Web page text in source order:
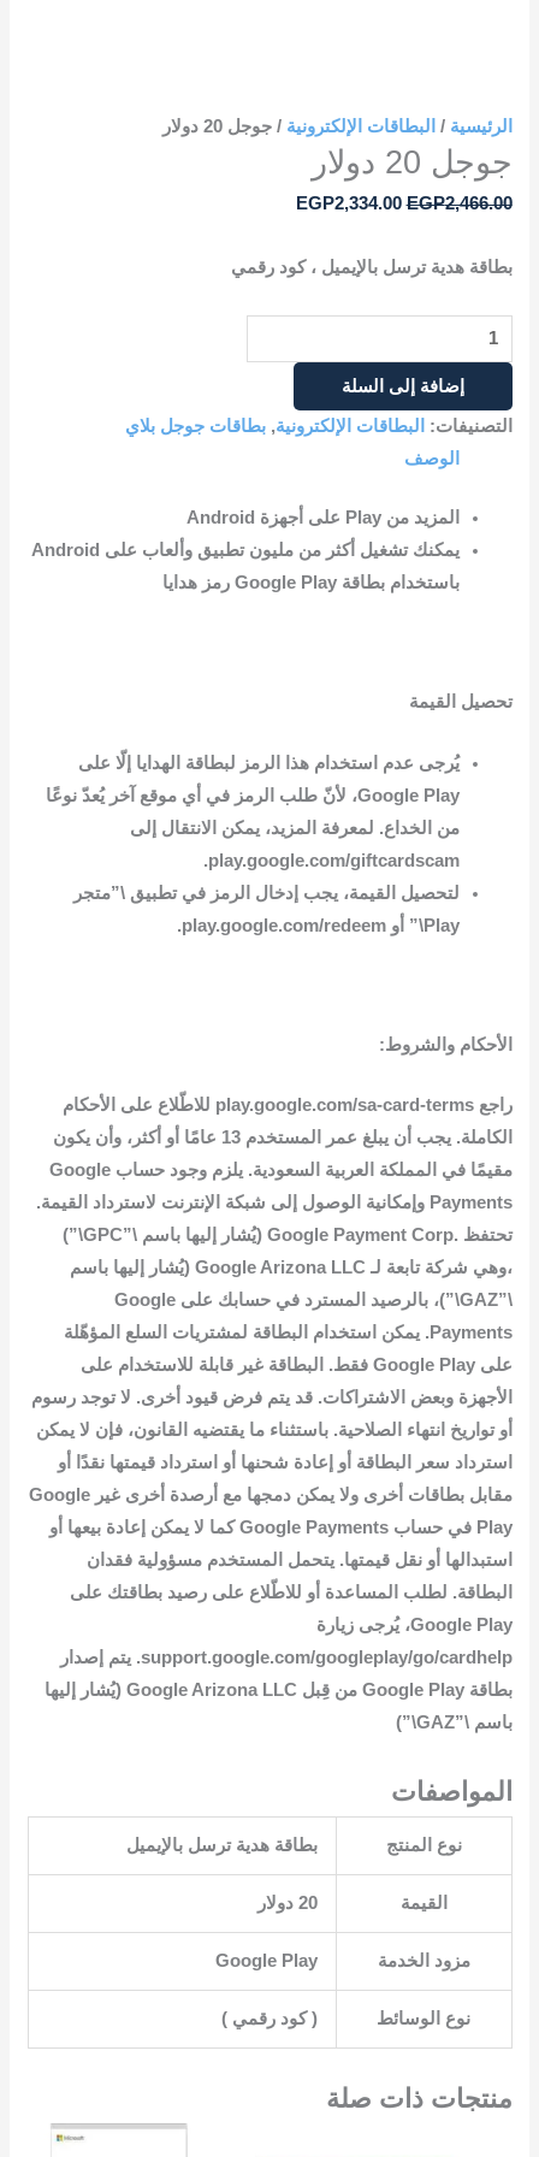
الرئيسية / البطاقات الإلكترونية / جوجل 20 دولار
جوجل 20 دولار
EGP2,466.00
EGP2,334.00
بطاقة هدية ترسل بالإيميل‎ ، كود رقمي
إضافة إلى السلة
التصنيفات: البطاقات الإلكترونية,بطاقات جوجل بلاي
الوصف
المزيد من Play على أجهزة Android
يمكنك تشغيل أكثر من مليون تطبيق وألعاب على Android
باستخدام بطاقة Google Play رمز هدايا
تحصيل القيمة
يُرجى عدم استخدام هذا الرمز لبطاقة الهدايا إلّا على
Google Play، لأنّ طلب الرمز في أي موقع آخر يُعدّ نوعًا
من الخداع. لمعرفة المزيد، يمكن الانتقال إلى
play.google.com/giftcardscam.
لتحصيل القيمة، يجب إدخال الرمز في تطبيق \”متجر
Play\” أو play.google.com/redeem.
الأحكام والشروط:
راجع play.google.com/sa-card-terms للاطّلاع على الأحكام
الكاملة. يجب أن يبلغ عمر المستخدم 13 عامًا أو أكثر، وأن يكون
مقيمًا في المملكة العربية السعودية. يلزم وجود حساب Google
Payments وإمكانية الوصول إلى شبكة الإنترنت لاسترداد القيمة.
تحتفظ .Google Payment Corp (يُشار إليها باسم \”GPC\”)
،وهي شركة تابعة لـ Google Arizona LLC (يُشار إليها باسم
\”GAZ\”)، بالرصيد المسترد في حسابك على Google
Payments. يمكن استخدام البطاقة لمشتريات السلع المؤهّلة
على Google Play فقط. البطاقة غير قابلة للاستخدام على
الأجهزة وبعض الاشتراكات. قد يتم فرض قيود أخرى. لا توجد رسوم
أو تواريخ انتهاء الصلاحية. باستثناء ما يقتضيه القانون، فإن لا يمكن
استرداد سعر البطاقة أو إعادة شحنها أو استرداد قيمتها نقدًا أو
مقابل بطاقات أخرى ولا يمكن دمجها مع أرصدة أخرى غير Google
Play في حساب Google Payments كما لا يمكن إعادة بيعها أو
استبدالها أو نقل قيمتها. يتحمل المستخدم مسؤولية فقدان
البطاقة. لطلب المساعدة أو للاطّلاع على رصيد بطاقتك على
Google Play، يُرجى زيارة
support.google.com/googleplay/go/cardhelp. يتم إصدار
بطاقة Google Play من قِبل Google Arizona LLC (يُشار إليها
باسم \”GAZ\”)
المواصفات
نوع المنتج بطاقة هدية ترسل بالإيميل‎
القيمة 20 دولار‎
مزود الخدمة Google Play
نوع الوسائط ‎( كود رقمي )
منتجات ذات صلة
السعر